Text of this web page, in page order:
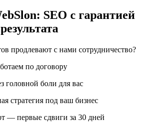
в топ
привлечения клиентов из
клиенты, важно грамотно
продвигать сайт в Гродно и какие
для бизнеса в Гродно?
результата
продлевают с нами сотрудничество?
по договору
головной боли для вас
стратегия под ваш бизнес
— первые сдвиги за 30 дней